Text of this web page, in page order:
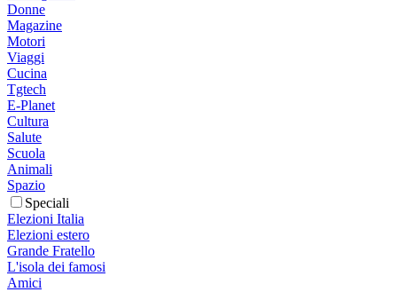
Donne
Magazine
Motori
Viaggi
Cucina
Tgtech
E-Planet
Cultura
Salute
Scuola
Animali
Spazio
Speciali
Elezioni Italia
Elezioni estero
Grande Fratello
L'isola dei famosi
Amici